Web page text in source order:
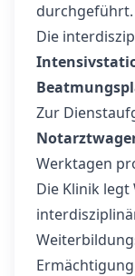
durchgeführt.
Die
Zur
Werktagen
Die Klinik